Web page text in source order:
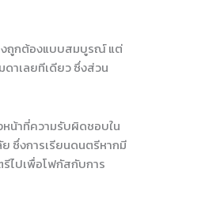
งถูกต้องแบบสมบูรณ์ แต่
ดาเลยทีเดียว ซึ่งส่วน
หน้าที่ความรับผิดชอบใน
ซึ่งการเรียนดนตรีหากมี
รีไปเพื่อโฟกัสกับการ